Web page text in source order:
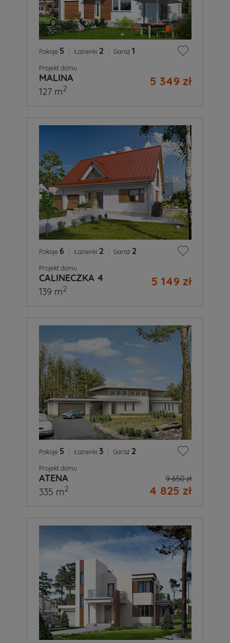
Pokoje 5 Łazienki 2 Garaż 1
Projekt domu
MALINA 5 349 zł
127 m2
Pokoje 6 Łazienki 2 Garaż 2
Projekt domu
CALINECZKA 4 5 149 zł
139 m2
Pokoje 5 Łazienki 3 Garaż 2
Projekt domu
ATENA 9 650 zł
4 825 zł
335 m2